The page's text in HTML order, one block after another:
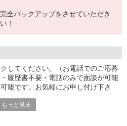
全バックアップをさせていただき
！
してください。（お電話でのご応募
履歴書不要・電話のみで面談が可能
能です。お気軽にお申し付け下さ
もっと見る